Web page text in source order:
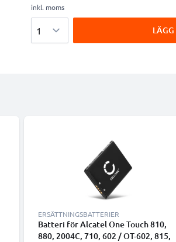
inkl. moms
ERSÄTTNINGSBATTERIER
Batteri för Alcatel One Touch 810,
880, 2004C, 710, 602 / OT-602, 815,